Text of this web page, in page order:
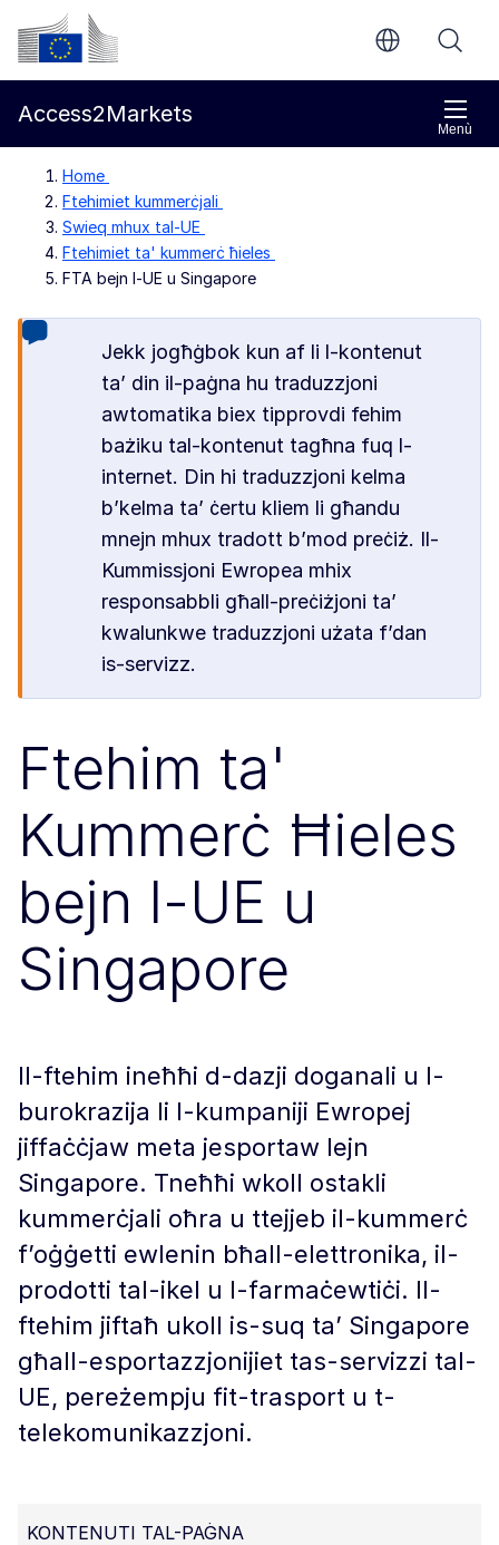
Mur għall-kontenut ewlieni
Kummissjoni Ewropea
Menù
Access2Markets
Home
Ftehimiet kummerċjali
Swieq mhux tal-UE
Ftehimiet ta' kummerċ ħieles
FTA bejn l-UE u Singapore
Jekk jogħġbok kun af li l-kontenut
ta’ din il-paġna hu traduzzjoni
awtomatika biex tipprovdi fehim
bażiku tal-kontenut tagħna fuq l-
internet. Din hi traduzzjoni kelma
b’kelma ta’ ċertu kliem li għandu
mnejn mhux tradott b’mod preċiż. Il-
Kummissjoni Ewropea mhix
responsabbli għall-preċiżjoni ta’
kwalunkwe traduzzjoni użata f’dan
is-servizz.
Ftehim ta'
Kummerċ Ħieles
bejn l-UE u
Singapore
Il-ftehim ineħħi d-dazji doganali u l-
burokrazija li l-kumpaniji Ewropej
jiffaċċjaw meta jesportaw lejn
Singapore. Tneħħi wkoll ostakli
kummerċjali oħra u ttejjeb il-kummerċ
f’oġġetti ewlenin bħall-elettronika, il-
prodotti tal-ikel u l-farmaċewtiċi. Il-
ftehim jiftaħ ukoll is-suq ta’ Singapore
għall-esportazzjonijiet tas-servizzi tal-
UE, pereżempju fit-trasport u t-
telekomunikazzjoni.
KONTENUTI TAL-PAĠNA